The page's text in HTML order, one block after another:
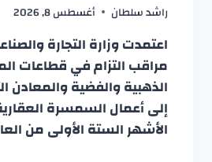
راشد سلطان أغسطس 8, 2026
مراقب التزام في قطاعات
الذهبية والفضية والمعادن
إلى أعمال السمسرة
الأشهر الستة الأولى من